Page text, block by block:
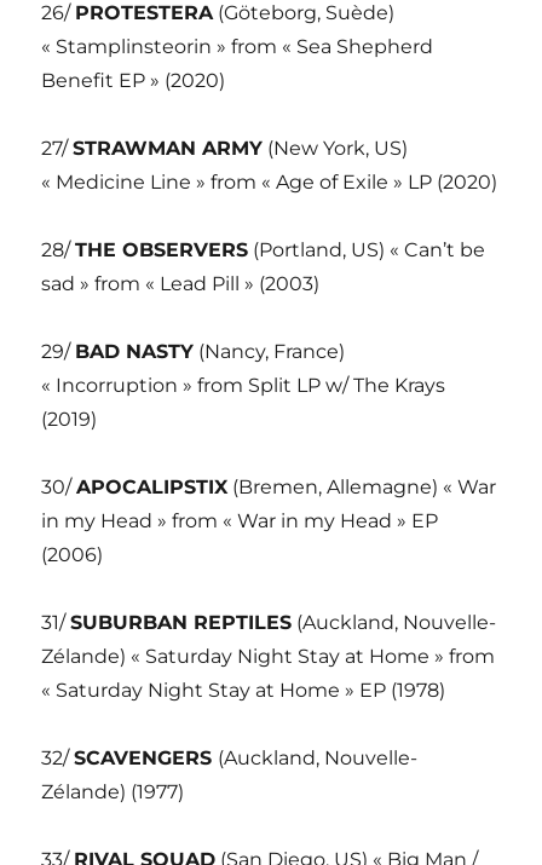
26/ PROTESTERA(Göteborg, Suède)
« Stamplinsteorin » from « Sea Shepherd
Benefit EP » (2020)
27/STRAWMAN ARMY (New York, US)
« Medicine Line » from « Age of Exile » LP (2020)
28/THE OBSERVERS (Portland, US) « Can’t be
sad » from « Lead Pill » (2003)
29/ BAD NASTY (Nancy, France)
« Incorruption » from Split LP w/ The Krays
(2019)
30/APOCALIPSTIX (Bremen, Allemagne) « War
in my Head » from « War in my Head » EP
(2006)
31/SUBURBAN REPTILES (Auckland, Nouvelle-
Zélande) « Saturday Night Stay at Home » from
« Saturday Night Stay at Home » EP (1978)
32/SCAVENGERS (Auckland, Nouvelle-
Zélande) (1977)
33/ RIVAL SQUAD (San Diego, US) « Big Man /